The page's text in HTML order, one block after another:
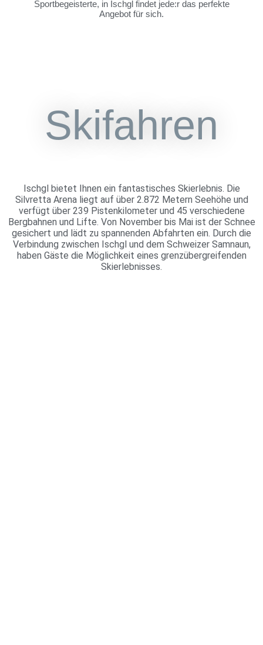
Sportbegeisterte, in Ischgl findet jede:r das perfekte
Angebot für sich.
Skifahren
Ischgl bietet Ihnen ein fantastisches Skierlebnis. Die
Silvretta Arena liegt auf über 2.872 Metern Seehöhe und
verfügt über 239 Pistenkilometer und 45 verschiedene
Bergbahnen und Lifte. Von November bis Mai ist der Schnee
gesichert und lädt zu spannenden Abfahrten ein. Durch die
Verbindung zwischen Ischgl und dem Schweizer Samnaun,
haben Gäste die Möglichkeit eines grenzübergreifenden
Skierlebnisses.